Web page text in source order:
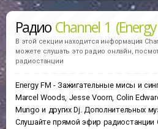
Радио Channel 1
В этой секции находится информация
можете слушать это радио онлайн,
радиостанции
Energy FM - Зажигательные мисы и
Marcel Woods, Jesse Voorn, Colin
Mungo и других Dj. Дополнительных
Слушайте прямой эфир радиостанции